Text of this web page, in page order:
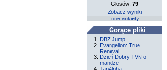
Głosów:79
Zobacz wyniki
Inne ankiety
Gorące pliki
DBZ Jump
Evangelion: True
Reneval
Dzień Dobry TVN o
mandze
JapAlpha